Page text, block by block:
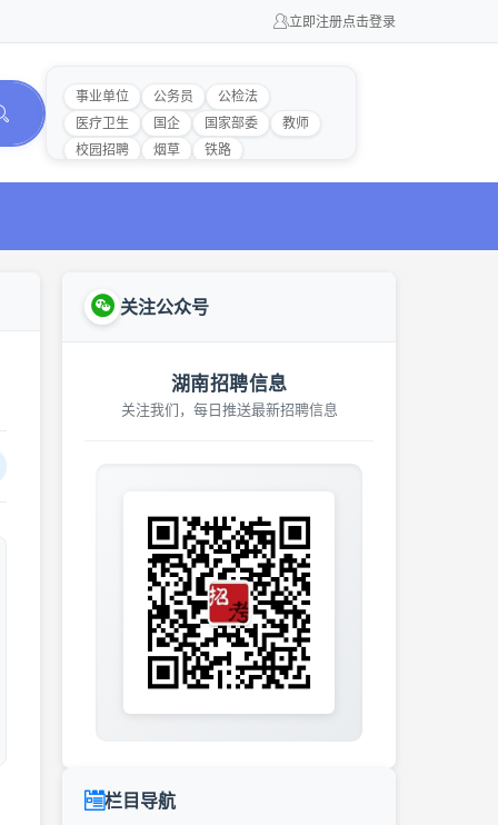
立即注册点击登录
事业单位 公务员
公检法
医疗卫生
国企 国家部委
教师
校园招聘
烟草 铁路
关注公众号
湖南招聘信息
关注我们，每日推送最新招聘信息
栏目导航